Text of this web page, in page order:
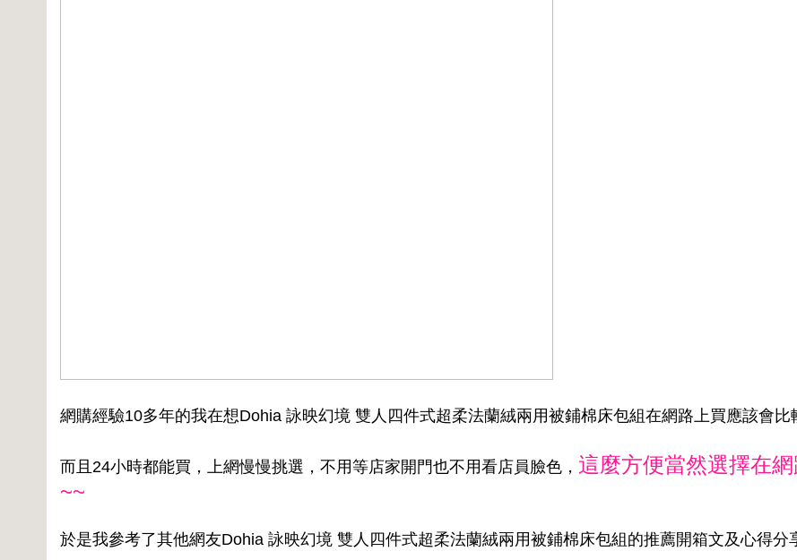
網購經驗10多年的我在想Dohia 詠映幻境 雙人四件式超柔法蘭絨兩用被鋪棉床包組在網路上買應該會比
而且24小時都能買，上網慢慢挑選，不用等店家開門也不用看店員臉色， 這麼方便當然選擇在
~~
於是我參考了其他網友Dohia 詠映幻境 雙人四件式超柔法蘭絨兩用被鋪棉床包組的推薦開箱文及心得分